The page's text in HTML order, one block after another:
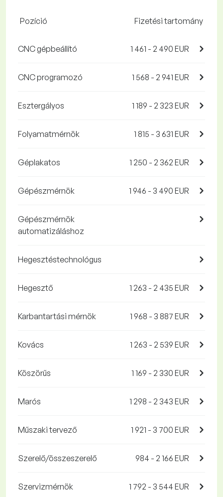
Pozíció Fizetési tartomány
CNC gépbeállító 1 461 - 2 490 EUR
CNC programozó 1 568 - 2 941 EUR
Esztergályos 1 189 - 2 323 EUR
Folyamatmérnök 1 815 - 3 631 EUR
Géplakatos 1 250 - 2 362 EUR
Gépészmérnök 1 946 - 3 490 EUR
Gépészmérnök
automatizáláshoz
Hegesztéstechnológus
Hegesztő 1 263 - 2 435 EUR
Karbantartási mérnök 1 968 - 3 887 EUR
Kovács 1 263 - 2 539 EUR
Köszörűs 1 169 - 2 330 EUR
Marós 1 298 - 2 343 EUR
Műszaki tervező 1 921 - 3 700 EUR
Szerelő/összeszerelő 984 - 2 166 EUR
Szervizmérnök 1 792 - 3 544 EUR